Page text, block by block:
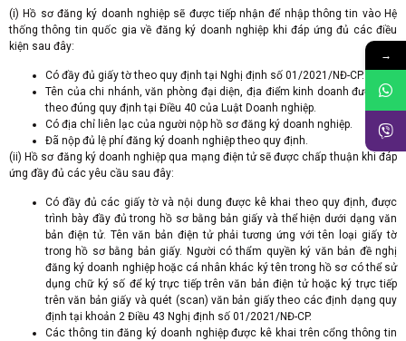
(i) Hồ sơ đăng ký doanh nghiệp sẽ được tiếp nhận để nhập thông tin vào Hệ
thống thông tin quốc gia về đăng ký doanh nghiệp khi đáp ứng đủ các điều
kiện sau đây:
Có đầy đủ giấy tờ theo quy định tại Nghị định số 01/2021/NĐ-CP.
Tên của chi nhánh, văn phòng đại diện, địa điểm kinh doanh được đặt
theo đúng quy định tại Điều 40 của Luật Doanh nghiệp.
Có địa chỉ liên lạc của người nộp hồ sơ đăng ký doanh nghiệp.
Đã nộp đủ lệ phí đăng ký doanh nghiệp theo quy định.
(ii) Hồ sơ đăng ký doanh nghiệp qua mạng điện tử sẽ được chấp thuận khi đáp
ứng đầy đủ các yêu cầu sau đây:
Có đầy đủ các giấy tờ và nội dung được kê khai theo quy định, được
trình bày đầy đủ trong hồ sơ bằng bản giấy và thể hiện dưới dạng văn
bản điện tử. Tên văn bản điện tử phải tương ứng với tên loại giấy tờ
trong hồ sơ bằng bản giấy. Người có thẩm quyền ký văn bản đề nghị
đăng ký doanh nghiệp hoặc cá nhân khác ký tên trong hồ sơ có thể sử
dụng chữ ký số để ký trực tiếp trên văn bản điện tử hoặc ký trực tiếp
trên văn bản giấy và quét (scan) văn bản giấy theo các định dạng quy
định tại khoản 2 Điều 43 Nghị định số 01/2021/NĐ-CP.
Các thông tin đăng ký doanh nghiệp được kê khai trên cổng thông tin
→